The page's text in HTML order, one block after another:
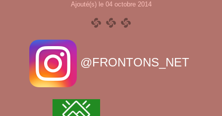
Ajouté(s) le 04 octobre 2014
@FRONTONS_NET